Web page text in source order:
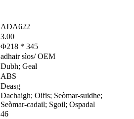
ADA622
3.00
Φ218 * 345
adhair sìos/ OEM
Dubh; Geal
ABS
Deasg
Dachaigh; Oifis; Seòmar-suidhe;
Seòmar-cadail; Sgoil; Ospadal
46